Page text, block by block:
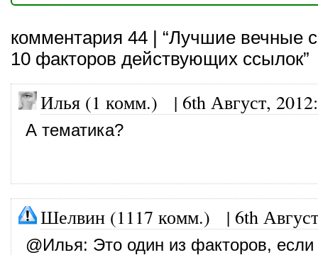
комментария 44 | “Лучшие вечные
10 факторов действующих ссылок”
Илья (1 комм.) | 6th Август, 2012:
А тематика?
Шелвин (1117 комм.) | 6th
@Илья: Это один из факторов, если